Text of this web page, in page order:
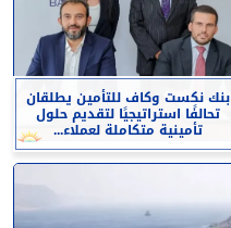
بنك نكست وكاف للتأمين يطلقان
تحالفًا استراتيجيًا لتقديم حلول
تأمينية متكاملة لعملاء...